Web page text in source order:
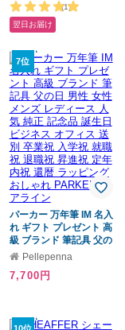
退職祝い 誕生日 還暦祝
い ギフト 男性 女性 先生
ラッピング無料 即日発
大口対応 まとめ買い ノ
ベルティ 法人ギフト 企
業ロゴ オリジナル 販促
品
(1)
翌日お届け
7位
パーカー 万年筆 IM 名入
れ ギフト プレゼント 高
級 ブランド 筆記具 父の
日 男性 女性 メンズ レデ
誕生日 ビジネス オフィ
内祝 還暦 ラッピング お
Pellepenna
7,700円